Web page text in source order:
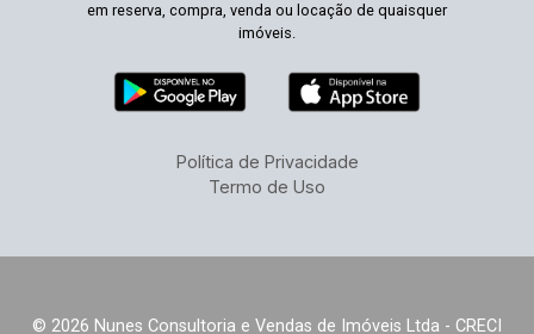
em reserva, compra, venda ou locação de quaisquer
imóveis.
Política de Privacidade
Termo de Uso
© 2026 Nunes Consultoria e Vendas de Imóveis Ltda - CRECI